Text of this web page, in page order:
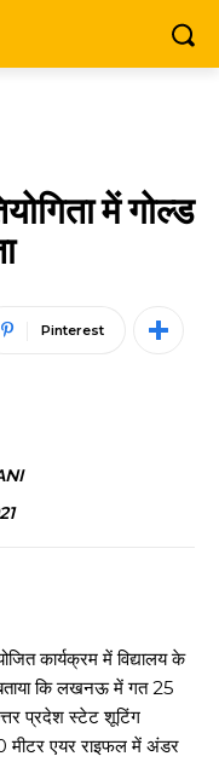
में गोल्ड
Pinterest
कार्यक्रम में विद्यालय के
बताया कि लखनऊ में गत 25
प्रदेश स्टेट शूटिंग
मीटर एयर राइफल में अंडर